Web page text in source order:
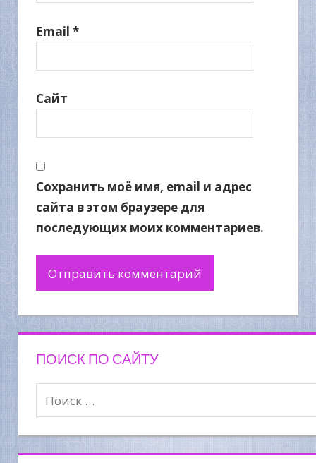
Email *
Сайт
Сохранить моё имя, email и адрес
сайта в этом браузере для
последующих моих комментариев.
ПОИСК ПО САЙТУ